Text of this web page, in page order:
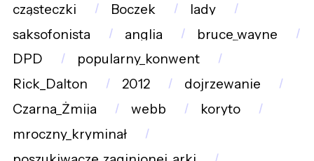
cząsteczki
Boczek
lady
saksofonista
anglia
bruce_wayne
DPD
popularny_konwent
Rick_Dalton
2012
dojrzewanie
Czarna_Żmija
webb
koryto
mroczny_kryminał